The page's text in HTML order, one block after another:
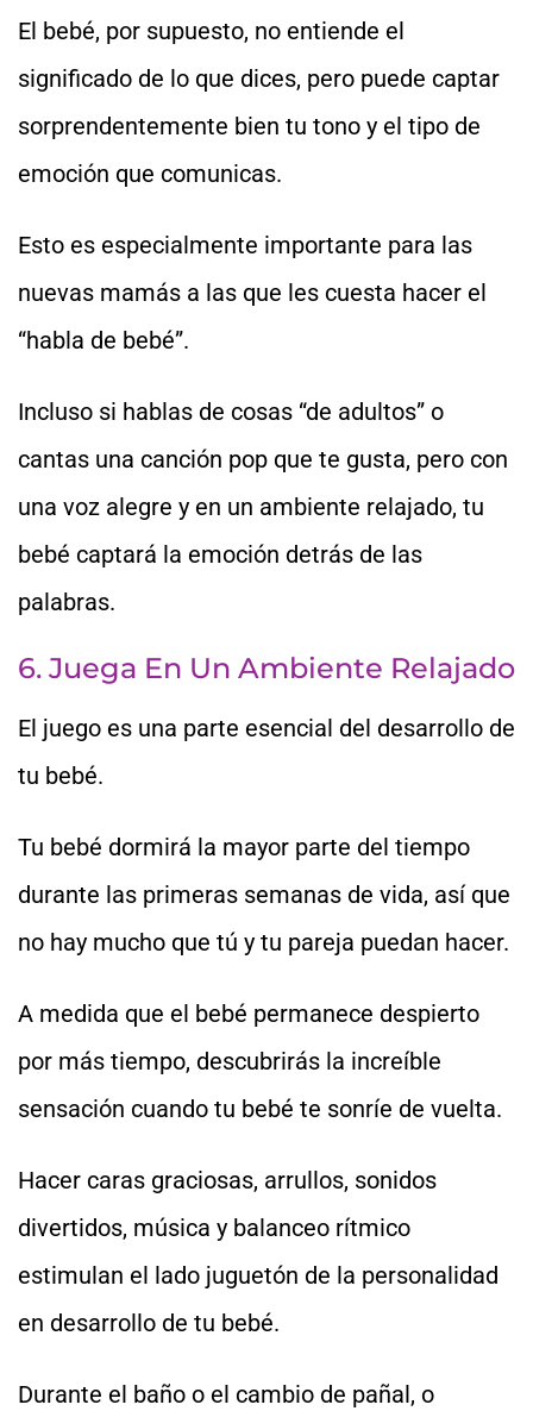
El bebé, por supuesto, no entiende el
significado de lo que dices, pero puede captar
sorprendentemente bien tu tono y el tipo de
emoción que comunicas.
Esto es especialmente importante para las
nuevas mamás a las que les cuesta hacer el
“habla de bebé”.
Incluso si hablas de cosas “de adultos” o
cantas una canción pop que te gusta, pero con
una voz alegre y en un ambiente relajado, tu
bebé captará la emoción detrás de las
palabras.
6. Juega En Un Ambiente Relajado
El juego es una parte esencial del desarrollo de
tu bebé.
Tu bebé dormirá la mayor parte del tiempo
durante las primeras semanas de vida, así que
no hay mucho que tú y tu pareja puedan hacer.
A medida que el bebé permanece despierto
por más tiempo, descubrirás la increíble
sensación cuando tu bebé te sonríe de vuelta.
Hacer caras graciosas, arrullos, sonidos
divertidos, música y balanceo rítmico
estimulan el lado juguetón de la personalidad
en desarrollo de tu bebé.
Durante el baño o el cambio de pañal, o